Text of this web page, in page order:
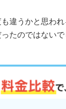
違うかと思われ
たのではないで